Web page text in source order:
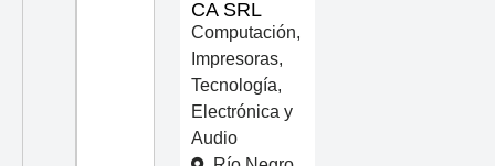
CA SRL
Computación,
Impresoras,
Tecnología,
Electrónica y
Audio